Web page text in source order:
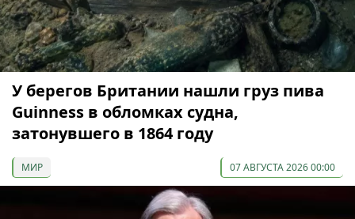
У берегов Британии нашли груз пива
Guinness в обломках судна,
затонувшего в 1864 году
МИР 07 АВГУСТА 2026 00:00